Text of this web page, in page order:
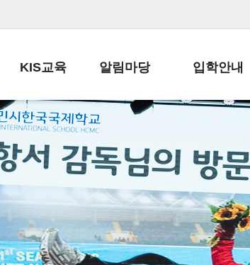
KIS교육
교육목표
학사일정
일과시간표
성과평가자료
알림마당
공지사항
납부금 안내
스쿨버스 운행 안내
급식안내
서식자료실
입학안내
전-편입 서류
입학금/수업료
교복구입안내